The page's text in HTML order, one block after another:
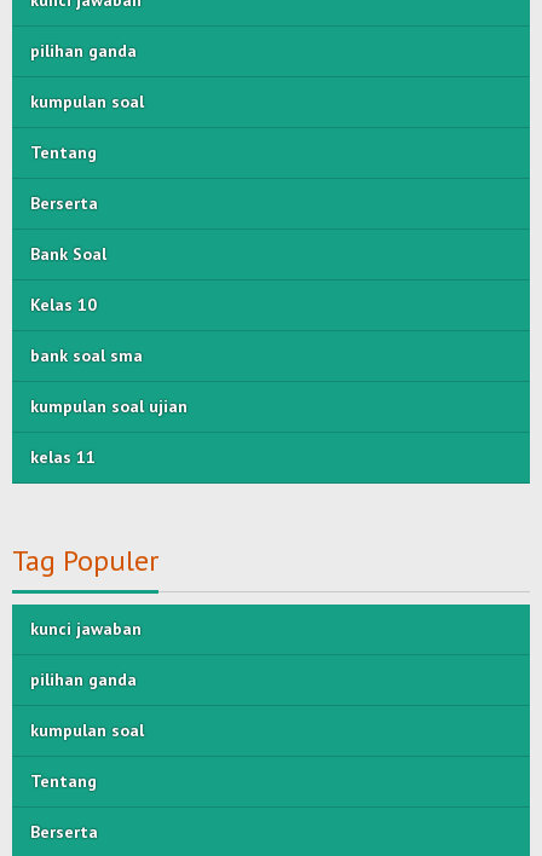
pilihan ganda
kumpulan soal
Tentang
Berserta
Bank Soal
Kelas 10
bank soal sma
kumpulan soal ujian
kelas 11
Tag Populer
kunci jawaban
pilihan ganda
kumpulan soal
Tentang
Berserta